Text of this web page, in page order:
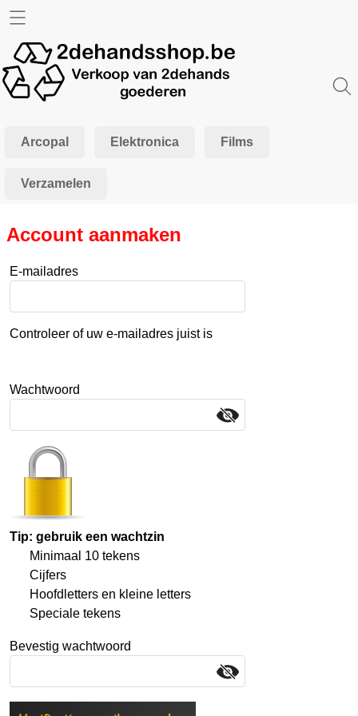
Home
Info
Contact
Mijn account
Arcopal Elektronica Films
Verzamelen
Account aanmaken
E-mailadres
Controleer of uw e-mailadres juist is
Wachtwoord
Tip: gebruik een wachtzin
Minimaal 10 tekens
Cijfers
Hoofdletters en kleine letters
Speciale tekens
Bevestig wachtwoord